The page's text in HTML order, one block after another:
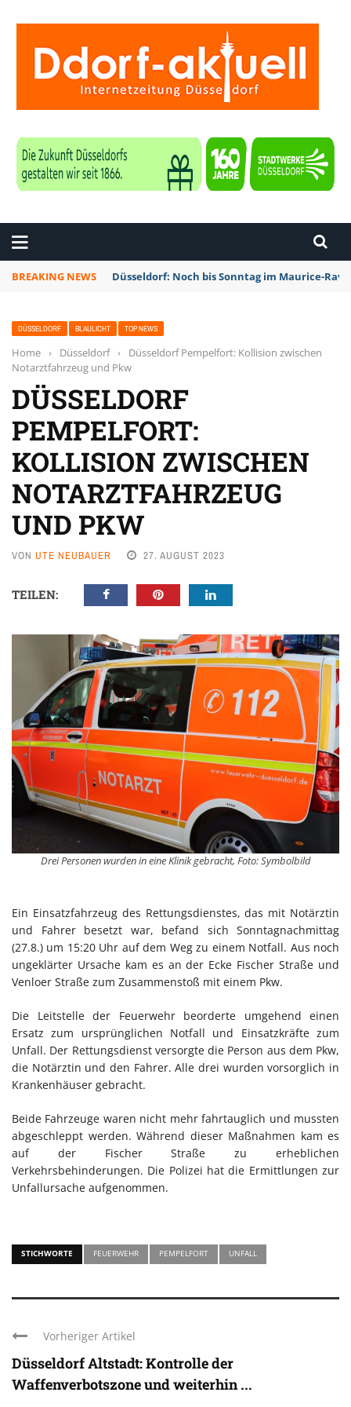
BREAKING NEWS Düsseldorf: Noch bis Sonntag im Maurice-
DÜSSELDORF BLAULICHT TOP NEWS
Home › Düsseldorf ›
Düsseldorf Pempelfort: Kollision zwischen
Notarztfahrzeug und Pkw
DÜSSELDORF
PEMPELFORT:
KOLLISION ZWISCHEN
NOTARZTFAHRZEUG
UND PKW
VON UTE NEUBAUER 27. AUGUST 2023
TEILEN:
Drei Personen wurden in eine Klinik gebracht, Foto: Symbolbild
Ein Einsatzfahrzeug des Rettungsdienstes, das mit Notärztin
und Fahrer besetzt war, befand sich Sonntagnachmittag
(27.8.) um 15:20 Uhr auf dem Weg zu einem Notfall. Aus noch
ungeklärter Ursache kam es an der Ecke Fischer Straße und
Venloer Straße zum Zusammenstoß mit einem Pkw.
Die Leitstelle der Feuerwehr beorderte umgehend einen
Ersatz zum ursprünglichen Notfall und Einsatzkräfte zum
Unfall. Der Rettungsdienst versorgte die Person aus dem Pkw,
die Notärztin und den Fahrer. Alle drei wurden vorsorglich in
Krankenhäuser gebracht.
Beide Fahrzeuge waren nicht mehr fahrtauglich und mussten
abgeschleppt werden. Während dieser Maßnahmen kam es
auf der Fischer Straße zu erheblichen
Verkehrsbehinderungen. Die Polizei hat die Ermittlungen zur
Unfallursache aufgenommen.
STICHWORTE FEUERWEHR PEMPELFORT UNFALL
Vorheriger Artikel
Düsseldorf Altstadt: Kontrolle der
Waffenverbotszone und weiterhin ...